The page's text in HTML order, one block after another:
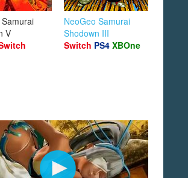
V
NeoGeo Samurai
Shodown III
Switch PS4 XBOne